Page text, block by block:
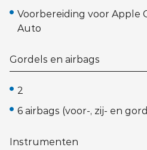
Voorbereiding voor Apple
Auto
Gordels en airbags
2
6 airbags (voor-, zij- en
Instrumenten